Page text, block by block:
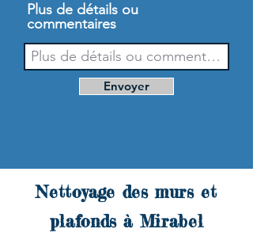
Plus de détails ou
commentaires
Envoyer
Nettoyage des murs et
plafonds à Mirabel